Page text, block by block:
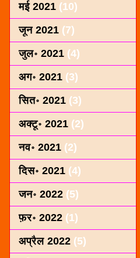
मई 2021 (10)
जून 2021 (7)
जुल॰ 2021 (4)
अग॰ 2021 (3)
सित॰ 2021 (3)
अक्टू॰ 2021 (2)
नव॰ 2021 (2)
दिस॰ 2021 (4)
जन॰ 2022 (5)
फ़र॰ 2022 (1)
अप्रैल 2022 (5)